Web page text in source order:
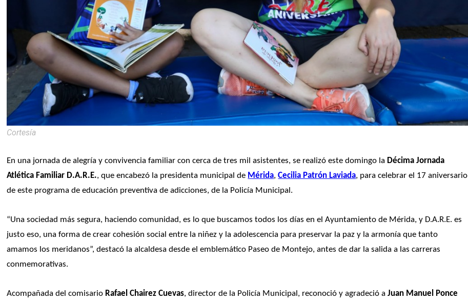
Cortesía
En una jornada de alegría y convivencia familiar con cerca de tres mil asistentes, se realizó este domingo la Décima Jornada
Atlética Familiar D.A.R.E., que encabezó la presidenta municipal de Mérida, Cecilia Patrón Laviada, para celebrar el 17 aniversario
de este programa de educación preventiva de adicciones, de la Policía Municipal.
“Una sociedad más segura, haciendo comunidad, es lo que buscamos todos los días en el Ayuntamiento de Mérida, y D.A.R.E. es
justo eso, una forma de crear cohesión social entre la niñez y la adolescencia para preservar la paz y la armonía que tanto
amamos los meridanos”, destacó la alcaldesa desde el emblemático Paseo de Montejo, antes de dar la salida a las carreras
conmemorativas.
Acompañada del comisario Rafael Chairez Cuevas, director de la Policía Municipal, reconoció y agradeció a Juan Manuel Ponce